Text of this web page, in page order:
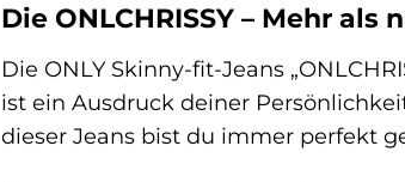
Die ONLCHRISSY – Mehr als
Die ONLY Skinny-fit-Jeans
ist ein Ausdruck deiner
dieser Jeans bist du immer perfekt